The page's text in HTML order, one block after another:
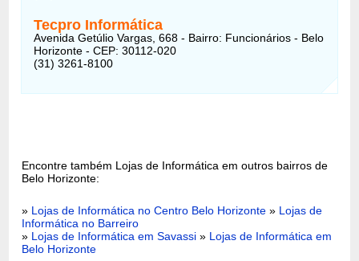
Tecpro Informática
Avenida Getúlio Vargas, 668 - Bairro: Funcionários - Belo
Horizonte - CEP: 30112-020
(31) 3261-8100
Encontre também Lojas de Informática em outros bairros de
Belo Horizonte:
» Lojas de Informática no Centro Belo Horizonte » Lojas de
Informática no Barreiro
» Lojas de Informática em Savassi » Lojas de Informática em
Belo Horizonte